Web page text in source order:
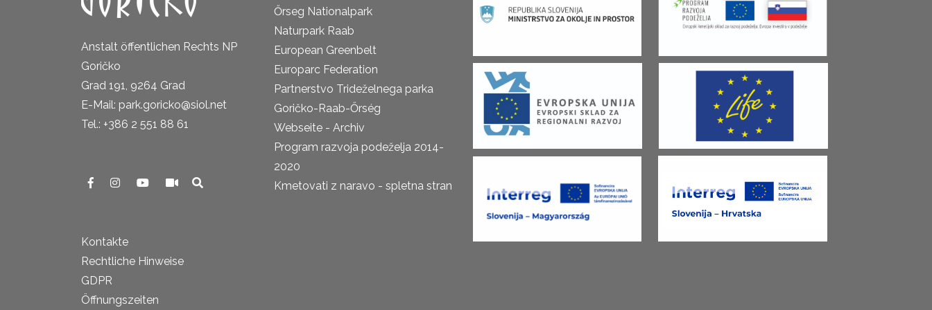
Anstalt öffentlichen Rechts NP
Goričko
Grad 191, 9264 Grad
E-Mail: park.goricko@siol.net
Tel.: +386 2 551 88 61
Kontakte
Rechtliche Hinweise
GDPR
Öffnungszeiten
Őrseg Nationalpark
Naturpark Raab
European Greenbelt
Europarc Federation
Partnerstvo Trideželnega parka
Goričko-Raab-Őrség
Webseite - Archiv
Program razvoja podeželja 2014-
2020
Kmetovati z naravo - spletna stran